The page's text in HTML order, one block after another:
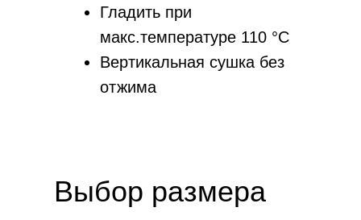
Гладить при
макс.температуре 110 °С
Вертикальная сушка без
отжима
Выбор размера